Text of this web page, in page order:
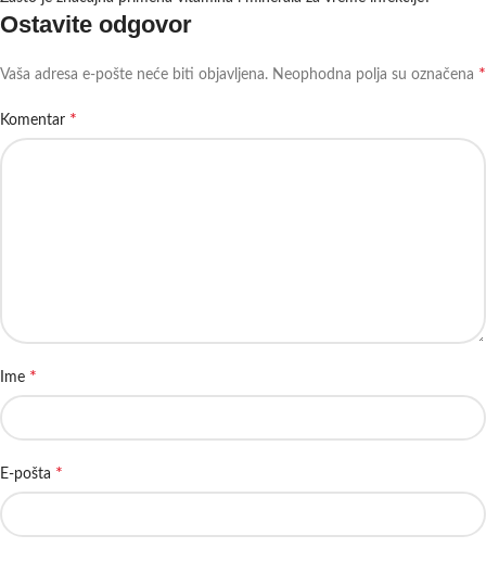
Ostavite odgovor
Vaša adresa e-pošte neće biti objavljena. Neophodna polja su označena *
Komentar *
Ime *
E-pošta *